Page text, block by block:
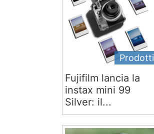
Prodotti
Fujifilm lancia la
instax mini 99
Silver: il...